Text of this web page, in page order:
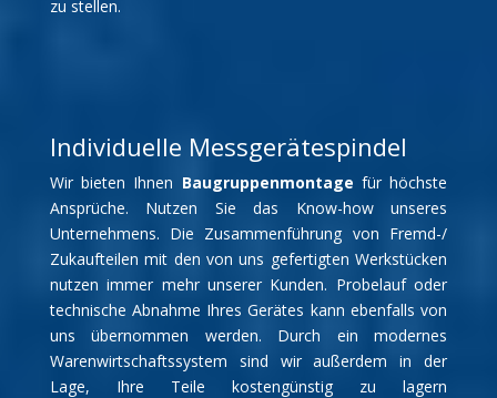
zu stellen.
Individuelle Messgerätespindel
Wir bieten Ihnen Baugruppenmontage für höchste
Ansprüche. Nutzen Sie das Know-how unseres
Unternehmens. Die Zusammenführung von Fremd-/
Zukaufteilen mit den von uns gefertigten Werkstücken
nutzen immer mehr unserer Kunden. Probelauf oder
technische Abnahme Ihres Gerätes kann ebenfalls von
uns übernommen werden. Durch ein modernes
Warenwirtschaftssystem sind wir außerdem in der
Lage, Ihre Teile kostengünstig zu lagern